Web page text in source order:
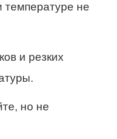
температуре не
и резких
но не